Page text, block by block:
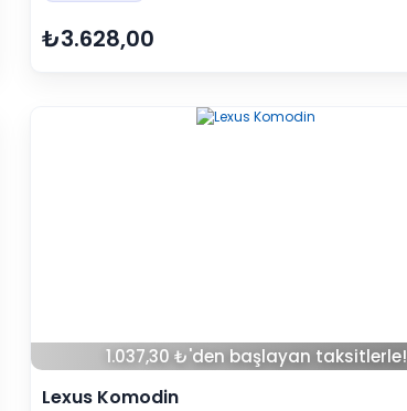
₺3.628,00
1.037,30 ₺'den başlayan taksitlerle!
Lexus Komodin